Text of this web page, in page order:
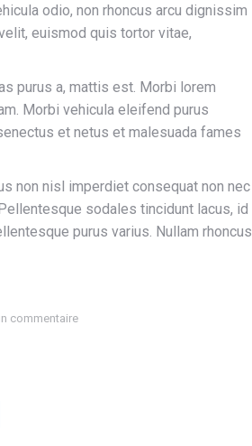
odio, non rhoncus arcu dignissim
euismod quis tortor vitae,
purus a, mattis est. Morbi lorem
Morbi vehicula eleifend purus
et netus et malesuada fames
non nisl imperdiet consequat non nec
sodales tincidunt lacus, id
purus varius. Nullam rhoncus
commentaire